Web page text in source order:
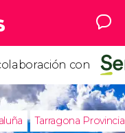
con
Tarragona Provincia